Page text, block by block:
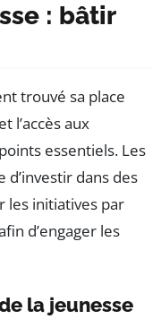
: bâtir
trouvé sa place
l’accès aux
essentiels. Les
d’investir dans des
les initiatives par
d’engager les
la jeunesse